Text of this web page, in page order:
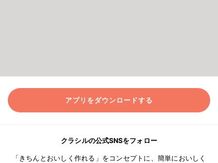
アプリをダウンロードする
クラシルの公式SNSをフォロー
「きちんとおいしく作れる」をコンセプトに、簡単においしく